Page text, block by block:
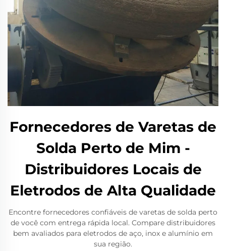
Fornecedores de Varetas de
Solda Perto de Mim -
Distribuidores Locais de
Eletrodos de Alta Qualidade
Encontre fornecedores confiáveis de varetas de solda perto
de você com entrega rápida local. Compare distribuidores
bem avaliados para eletrodos de aço, inox e alumínio em
sua região.